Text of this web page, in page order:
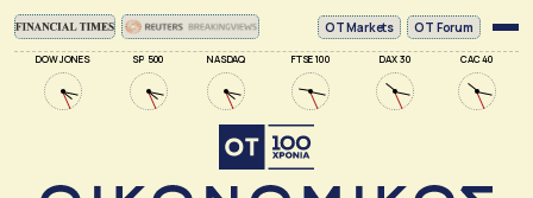
DOW JONES SP 500 NASDAQ FTSE 100 DAX 30 CAC 40
ΟΤ Markets OT Forum